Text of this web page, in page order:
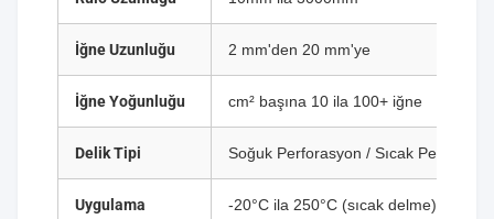
İğne Uzunluğu 2 mm'den 20 mm'ye
İğne Yoğunluğu cm² başına 10 ila 100+ iğne
Delik Tipi Soğuk Perforasyon / Sıcak
Uygulama
-20°C ila 250°C (sıcak delme)